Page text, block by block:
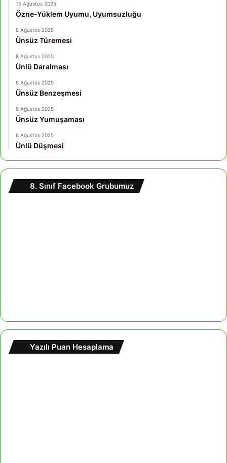
15 Ağustos 2025
Özne-Yüklem Uyumu, Uyumsuzluğu
8 Ağustos 2025
Ünsüz Türemesi
8 Ağustos 2025
Ünlü Daralması
8 Ağustos 2025
Ünsüz Benzeşmesi
8 Ağustos 2025
Ünsüz Yumuşaması
8 Ağustos 2025
Ünlü Düşmesi
8. Sınıf Facebook Grubumuz
Yazılı Puan Hesaplama